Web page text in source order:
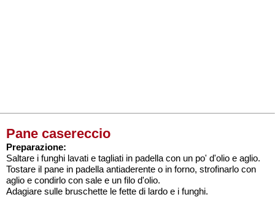
Pane casereccio
Preparazione:
Saltare i funghi lavati e tagliati in padella con un po' d'olio e aglio.
Tostare il pane in padella antiaderente o in forno, strofinarlo con
aglio e condirlo con sale e un filo d'olio.
Adagiare sulle bruschette le fette di lardo e i funghi.